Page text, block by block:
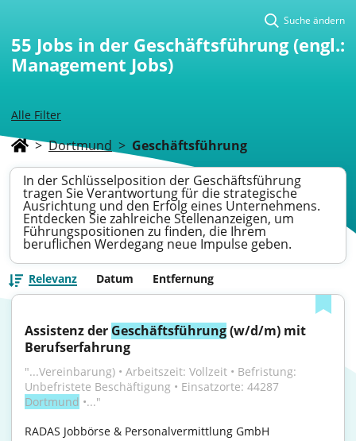
Alle Filter
Suche ändern
55 Jobs in der Geschäftsführung (engl.:
Management Jobs)
> Dortmund > Geschäftsführung
In der Schlüsselposition der Geschäftsführung
tragen Sie Verantwortung für die strategische
Ausrichtung und den Erfolg eines Unternehmens.
Entdecken Sie zahlreiche Stellenanzeigen, um
Führungspositionen zu finden, die Ihrem
beruflichen Werdegang neue Impulse geben.
Relevanz Datum Entfernung
Assistenz der Geschäftsführung (w/d/m) mit
Berufserfahrung
"...Vereinbarung) • Arbeitszeit: Vollzeit • Befristung:
Dortmund •..."
RADAS Jobbörse & Personalvermittlung GmbH